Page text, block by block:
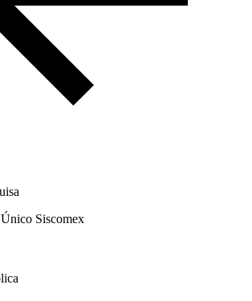
Siscomex